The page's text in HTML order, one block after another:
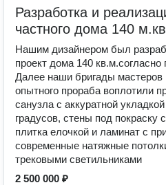
Разработка и
частного дома 140
Нашим дизайнером был
проект дома 140 кв.м.согласно
Далее наши бригады мастеров
опытного прораба воплотили
санузла с аккуратной
градусов, стены под покраску
плитка елочкой и ламинат с
современные натяжные
трековыми светильниками
2 500 000 ₽